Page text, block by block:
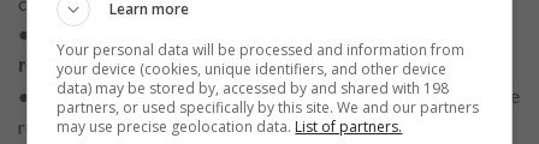
●
regularmente para evitar problemas técnicos.
●
Use fones de ouvidopara melhorar a qualidade do som e
reduzir o ruído externo.
Learn more
Your personal data will be processed and information from
your device (cookies, unique identifiers, and other device
data) may be stored by, accessed by and shared with 198
partners, or used specifically by this site. We and our partners
may use precise geolocation data. List of partners.